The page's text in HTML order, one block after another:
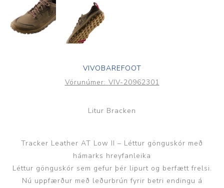
VIVOBAREFOOT
Vörunúmer: VIV-20962301
Litur Bracken
Tracker Leather AT Low II – Léttur gönguskór með
hámarks hreyfanleika
Léttur gönguskór sem gefur þér lipurt og berfætt frelsi.
Nú uppfærður með leðurbrún fyrir betri endingu á